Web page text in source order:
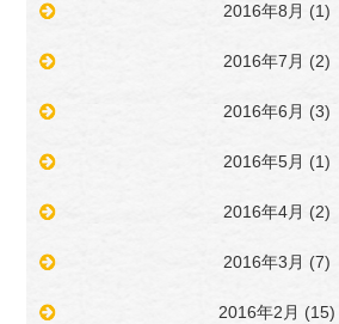
2016年8月 (1)
2016年7月 (2)
2016年6月 (3)
2016年5月 (1)
2016年4月 (2)
2016年3月 (7)
2016年2月 (15)